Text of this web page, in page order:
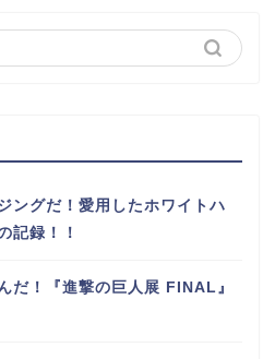
ングだ！愛用したホワイトハ
記録！！
だ！『進撃の巨人展 FINAL』